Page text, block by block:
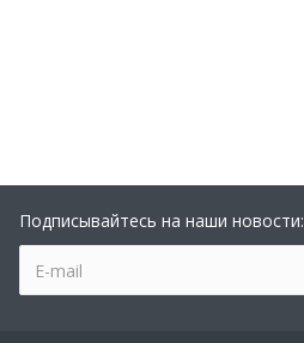
Подписывайтесь на наши новости: